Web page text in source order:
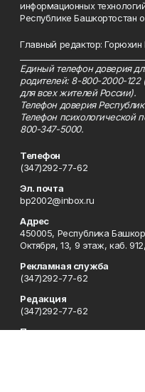
информационных
Республике Башкортостан
Главный редактор:
Единый телефон доверия
родителей: 8-800-2000-
для всех жителей России).
Телефон доверия
Телефон психологической
800-347-5000.
Телефон
(347)292-77-62
Эл. почта
bp2002@inbox.ru
Адрес
450005, Республика
Октября, 13, 9 этаж, каб.
Рекламная служба
(347)292-77-62
Редакция
(347)292-77-62
Приемная